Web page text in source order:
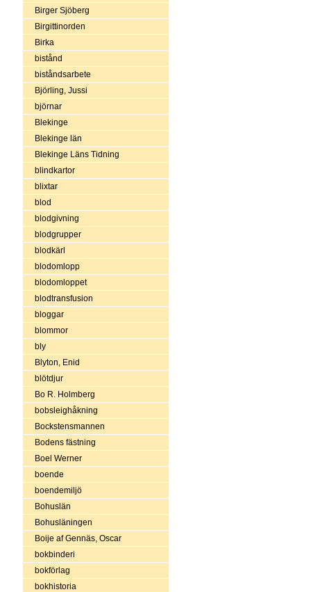
Birger Sjöberg
Birgittinorden
Birka
bistånd
biståndsarbete
Björling, Jussi
björnar
Blekinge
Blekinge län
Blekinge Läns Tidning
blindkartor
blixtar
blod
blodgivning
blodgrupper
blodkärl
blodomlopp
blodomloppet
blodtransfusion
bloggar
blommor
bly
Blyton, Enid
blötdjur
Bo R. Holmberg
bobsleighåkning
Bockstensmannen
Bodens fästning
Boel Werner
boende
boendemiljö
Bohuslän
Bohusläningen
Boije af Gennäs, Oscar
bokbinderi
bokförlag
bokhistoria